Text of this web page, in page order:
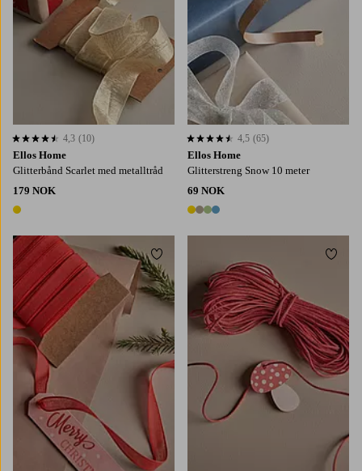
Ellos Home
Glitterbånd Scarlet med metalltråd
179 NOK
1 farge
4,3 basert på 10 karaktergivninger
4,3 (10)
Ellos Home
Glitterstreng Snow 10 meter
69 NOK
4 farger
4,5 basert på 65 karaktergivninger
4,5 (65)
Legg til favoritter